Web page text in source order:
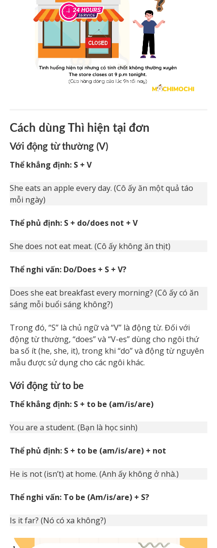
Cách dùng Thì hiện tại đơn
Với động từ thường (V)
Thể khẳng định: S + V
She eats an apple every day. (Cô ấy ăn một quả táo
mỗi ngày)
Thể phủ định: S + do/does not + V
She does not eat meat. (Cô ấy không ăn thịt)
Thể nghi vấn: Do/Does + S + V?
Does she eat breakfast every morning? (Cô ấy có ăn
sáng mỗi buổi sáng không?)
Trong đó, “S” là chủ ngữ và “V” là động từ. Đối với
động từ thường, “does” và “V-es” dùng cho ngôi thứ
ba số ít (he, she, it), trong khi “do” và động từ nguyên
mẫu được sử dụng cho các ngôi khác.
Với động từ to be
Thể khẳng định: S + to be (am/is/are)
You are a student. (Bạn là học sinh)
Thể phủ định: S + to be (am/is/are) + not
He is not (isn’t) at home. (Anh ấy không ở nhà.)
Thể nghi vấn: To be (Am/is/are) + S?
Is it far? (Nó có xa không?)